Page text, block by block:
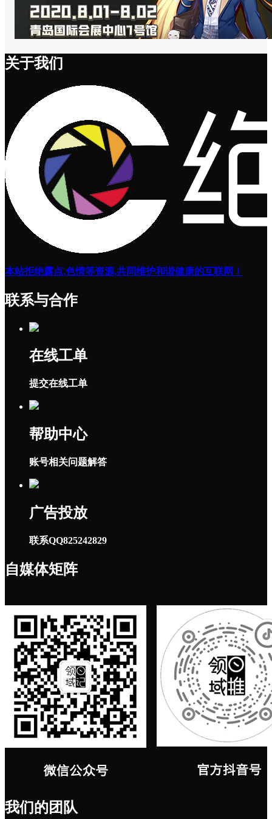
关于我们
本站拒绝露点,色情等资源,共同维护和谐健康的互联网！
联系与合作
在线工单
提交在线工单
帮助中心
账号相关问题解答
广告投放
联系QQ825242829
自媒体矩阵
我们的团队